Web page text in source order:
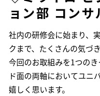
ョン部 コン
社内の研修会に始まり、
クまで、たくさんの気づ
今回のお取組みを1つの
ド面の両軸においてユニ
嬉しく思います。